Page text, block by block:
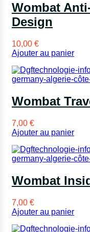
Wombat
Design
10,00 €
Ajouter au panier
Wombat
7,00 €
Ajouter au panier
Wombat
7,00 €
Ajouter au panier